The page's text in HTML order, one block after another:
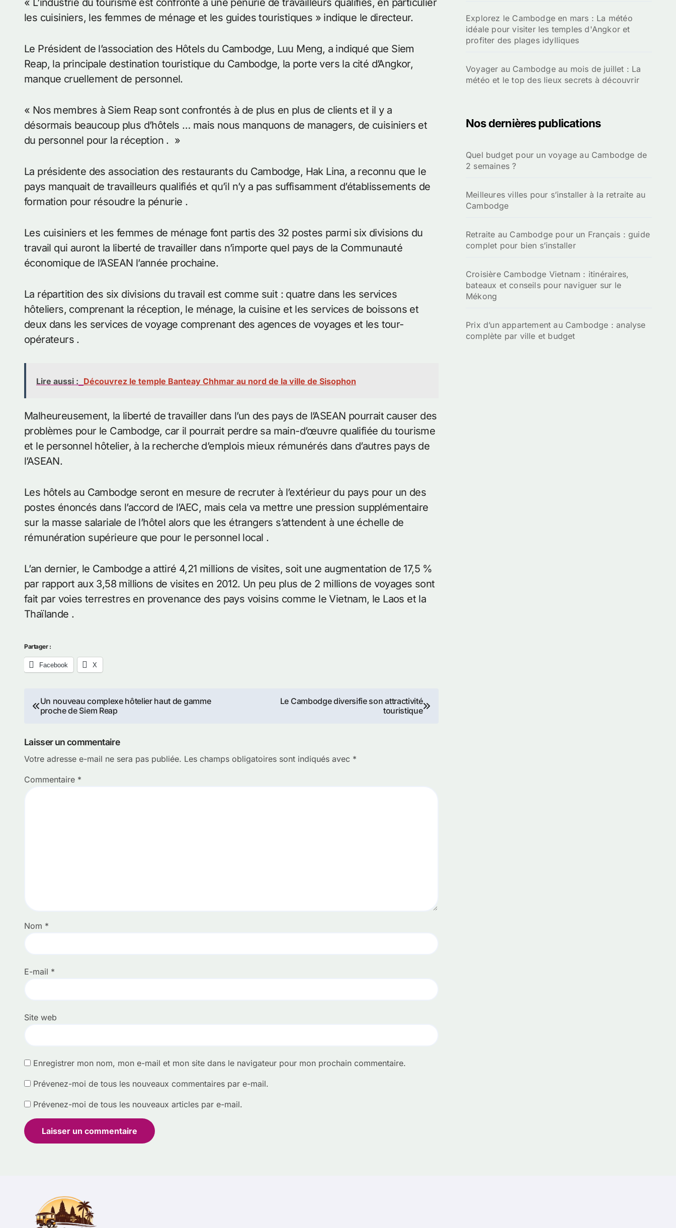
« L’industrie du tourisme est confronté à une pénurie de travailleurs qualifiés, en particulier
les cuisiniers, les femmes de ménage et les guides touristiques » indique le directeur.
Le Président de l’association des Hôtels du Cambodge, Luu Meng, a indiqué que Siem
Reap, la principale destination touristique du Cambodge, la porte vers la cité d’Angkor,
manque cruellement de personnel.
« Nos membres à Siem Reap sont confrontés à de plus en plus de clients et il y a
désormais beaucoup plus d’hôtels … mais nous manquons de managers, de cuisiniers et
du personnel pour la réception . »
La présidente des association des restaurants du Cambodge, Hak Lina, a reconnu que le
pays manquait de travailleurs qualifiés et qu’il n’y a pas suffisamment d’établissements de
formation pour résoudre la pénurie .
Les cuisiniers et les femmes de ménage font partis des 32 postes parmi six divisions du
travail qui auront la liberté de travailler dans n’importe quel pays de la Communauté
économique de l’ASEAN l’année prochaine.
La répartition des six divisions du travail est comme suit : quatre dans les services
hôteliers, comprenant la réception, le ménage, la cuisine et les services de boissons et
deux dans les services de voyage comprenant des agences de voyages et les tour-
opérateurs .
Lire aussi : Découvrez le temple Banteay Chhmar au nord de la ville de Sisophon
Malheureusement, la liberté de travailler dans l’un des pays de l’ASEAN pourrait causer des
problèmes pour le Cambodge, car il pourrait perdre sa main-d’œuvre qualifiée du tourisme
et le personnel hôtelier, à la recherche d’emplois mieux rémunérés dans d’autres pays de
l’ASEAN.
Les hôtels au Cambodge seront en mesure de recruter à l’extérieur du pays pour un des
postes énoncés dans l’accord de l’AEC, mais cela va mettre une pression supplémentaire
sur la masse salariale de l’hôtel alors que les étrangers s’attendent à une échelle de
rémunération supérieure que pour le personnel local .
L’an dernier, le Cambodge a attiré 4,21 millions de visites, soit une augmentation de 17,5 %
par rapport aux 3,58 millions de visites en 2012. Un peu plus de 2 millions de voyages sont
fait par voies terrestres en provenance des pays voisins comme le Vietnam, le Laos et la
Thaïlande .
Partager :
Facebook X
Navigation
de
l’article
Un nouveau complexe hôtelier haut de gamme
proche de Siem Reap
Le Cambodge diversifie son attractivité
touristique
Laisser un commentaire
Votre adresse e-mail ne sera pas publiée. Les champs obligatoires sont indiqués avec *
Commentaire *
Nom *
E-mail *
Site web
Enregistrer mon nom, mon e-mail et mon site dans le navigateur pour mon prochain commentaire.
Prévenez-moi de tous les nouveaux commentaires par e-mail.
Prévenez-moi de tous les nouveaux articles par e-mail.
Explorez le Cambodge en mars : La météo
idéale pour visiter les temples d'Angkor et
profiter des plages idylliques
Voyager au Cambodge au mois de juillet : La
météo et le top des lieux secrets à découvrir
Nos dernières publications
Quel budget pour un voyage au Cambodge de
2 semaines ?
Meilleures villes pour s’installer à la retraite au
Cambodge
Retraite au Cambodge pour un Français : guide
complet pour bien s’installer
Croisière Cambodge Vietnam : itinéraires,
bateaux et conseils pour naviguer sur le
Mékong
Prix d’un appartement au Cambodge : analyse
complète par ville et budget